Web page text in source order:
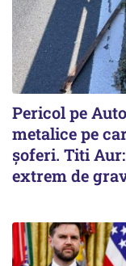
Pericol pe
metalice pe
șoferi. Titi
extrem de